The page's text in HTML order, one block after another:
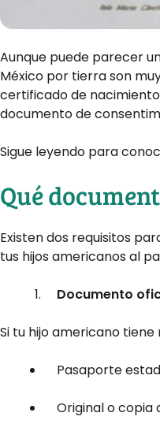
Aunque puede parecer
México por tierra son
certificado de
documento de
Sigue leyendo para
Qué
Existen dos requisitos
tus hijos americanos al
Documento
Si tu hijo americano
Pasaporte
Original o copia